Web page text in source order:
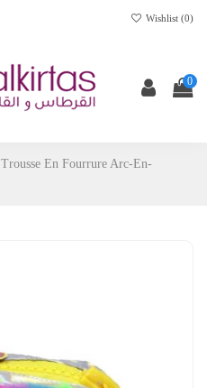
Wishlist (0)
0
Trousse En Fourrure Arc-En-